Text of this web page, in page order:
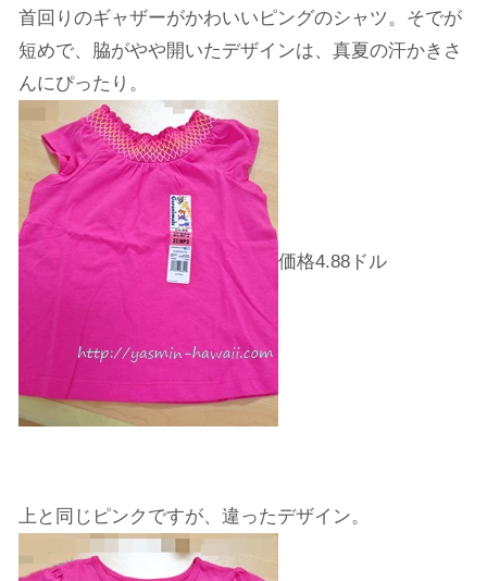
首回りのギャザーがかわいいピングのシャツ。そでが
短めで、脇がやや開いたデザインは、真夏の汗かきさ
んにぴったり。
価格4.88ドル
上と同じピンクですが、違ったデザイン。